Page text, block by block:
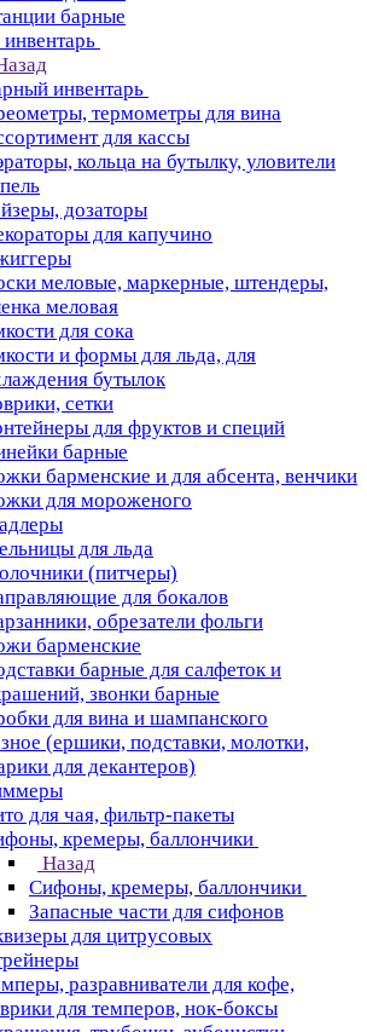
барные
инвентарь
термометры для вина
для кассы
кольца на бутылку, уловители
дозаторы
для капучино
меловые, маркерные, штендеры,
меловая
для сока
и формы для льда, для
бутылок
сетки
для фруктов и специй
барные
барменские и для абсента, венчики
для мороженого
для льда
(питчеры)
для бокалов
обрезатели фольги
барменские
барные для салфеток и
звонки барные
для вина и шампанского
(ершики, подставки, молотки,
для декантеров)
для чая, фильтр-пакеты
кремеры, баллончики
Назад
Сифоны, кремеры, баллончики
Запасные части для сифонов
для цитрусовых
разравниватели для кофе,
для темперов, нок-боксы